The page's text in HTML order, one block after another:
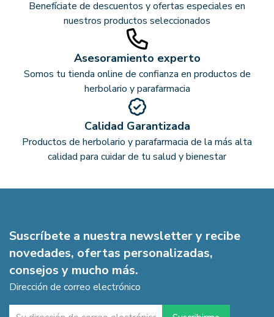
Benefíciate de descuentos y ofertas especiales en
nuestros productos seleccionados
Asesoramiento experto
Somos tu tienda online de confianza en productos de
herbolario y parafarmacia
Calidad Garantizada
Productos de herbolario y parafarmacia de la más alta
calidad para cuidar de tu salud y bienestar
Suscríbete a nuestra newsletter y recibe
novedades, ofertas personalizadas,
consejos y mucho más.
Dirección de correo electrónico